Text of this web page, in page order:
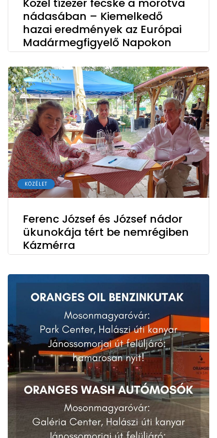
Közel tízezer fecske a morotva
nádasában – Kiemelkedő
hazai eredmények az Európai
Madármegfigyelő Napokon
KÖZÉLET
Ferenc József és József nádor
ükunokája tért be nemrégiben
Kázmérra